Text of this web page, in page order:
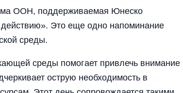
ООН, поддерживаемая Юнеско
Это еще одно напоминание
среды.
среды помогает привлечь внимание
острую необходимость в